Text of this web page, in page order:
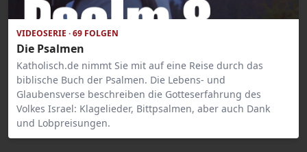
VIDEOSERIE · 69 FOLGEN
Die Psalmen
Katholisch.de nimmt Sie mit auf eine Reise durch das
biblische Buch der Psalmen. Die Lebens- und
Glaubensverse beschreiben die Gotteserfahrung des
Volkes Israel: Klagelieder, Bittpsalmen, aber auch Dank
und Lobpreisungen.